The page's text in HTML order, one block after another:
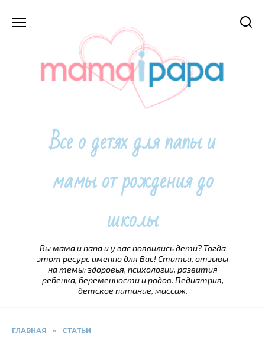
Все о детях для папы и
мамы от рождения до
школы
Вы мама и папа и у вас появились дети? Тогда
этот ресурс именно для Вас! Статьи, отзывы
на темы: здоровья, психологии, развития
ребенка, беременности и родов. Педиатрия,
детское питание, массаж.
ГЛАВНАЯ » СТАТЬИ